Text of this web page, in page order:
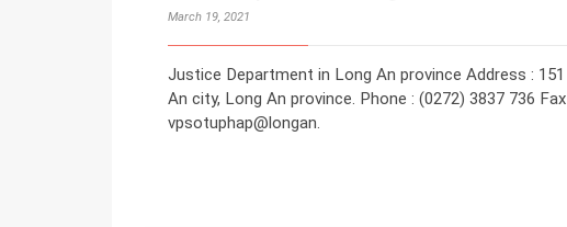
March 19, 2021
Justice Department in Long An province Address :
An city, Long An province. Phone : (0272) 3837 736
vpsotuphap@longan.